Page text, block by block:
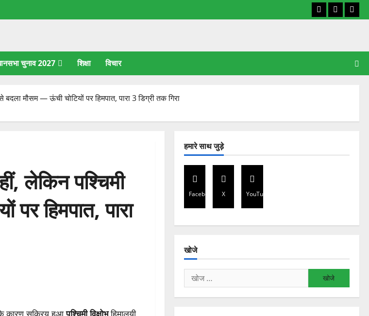
Facebook
X
चुनाव 2027 शिक्षा विचार
मौसम — ऊंची चोटियों पर हिमपात, पारा 3 डिग्री तक गिरा
लेकिन पश्चिमी
पर हिमपात, पारा
हमारे साथ जुड़े
Facebook X YouTube
खोजे
निम्न
को
खोजें: